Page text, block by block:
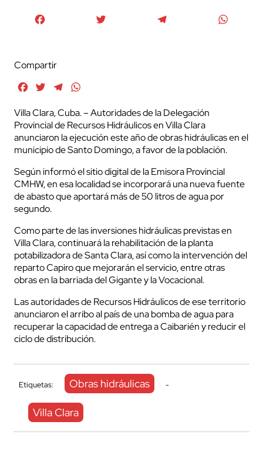
Compartir
FacebookTwitterTelegram
Villa Clara, Cuba. – Autoridades de la Delegación
Provincial de Recursos Hidráulicos en Villa Clara
anunciaron la ejecución este año de obras hidráulicas en el
municipio de Santo Domingo, a favor de la población.
Según informó el sitio digital de la Emisora Provincial
CMHW, en esa localidad se incorporará una nueva fuente
de abasto que aportará más de 50 litros de agua por
segundo.
Como parte de las inversiones hidráulicas previstas en
Villa Clara, continuará la rehabilitación de la planta
potabilizadora de Santa Clara, así como la intervención del
reparto Capiro que mejorarán el servicio, entre otras
obras en la barriada del Gigante y la Vocacional.
Las autoridades de Recursos Hidráulicos de ese territorio
anunciaron el arribo al país de una bomba de agua para
recuperar la capacidad de entrega a Caibarién y reducir el
ciclo de distribución.
Etiquetas: Obras hidráulicas -
Villa Clara